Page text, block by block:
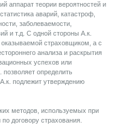
аппарат теории вероятностей и
аварий, катастроф,
заболеваемости,
и т.д. С одной стороны А.к.
оказываемой страховщиком, а с
анализа и раскрытия
успехов или
позволяет определить
подлежит утверждению
методов, используемых при
договору страхования.